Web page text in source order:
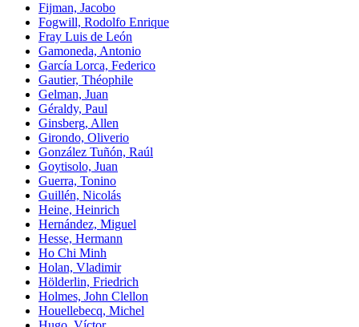
Fijman, Jacobo
Fogwill, Rodolfo Enrique
Fray Luis de León
Gamoneda, Antonio
García Lorca, Federico
Gautier, Théophile
Gelman, Juan
Géraldy, Paul
Ginsberg, Allen
Girondo, Oliverio
González Tuñón, Raúl
Goytisolo, Juan
Guerra, Tonino
Guillén, Nicolás
Heine, Heinrich
Hernández, Miguel
Hesse, Hermann
Ho Chi Minh
Holan, Vladimir
Hölderlin, Friedrich
Holmes, John Clellon
Houellebecq, Michel